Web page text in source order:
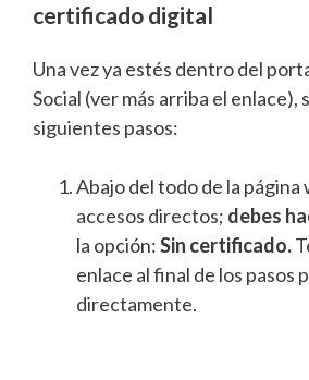
certificado digital
Una vez ya estés dentro del
Social (ver más arriba el enlace),
siguientes pasos:
Abajo del todo de la página
accesos directos; debes
la opción:Sin certificado.
enlace al final de los pasos
directamente.